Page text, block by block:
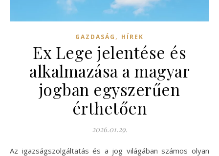
GAZDASÁG , HÍREK
Ex Lege jelentése és
alkalmazása a magyar
jogban egyszerűen
érthetően
2026.01.29.
Az igazságszolgáltatás és a jog világában számos olyan